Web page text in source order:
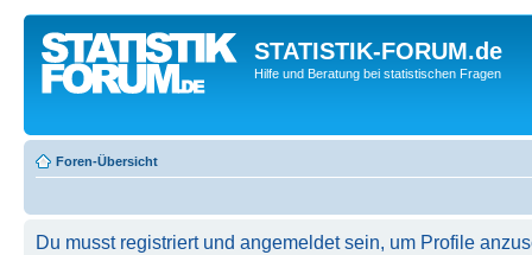
STATISTIK-FORUM.de
Hilfe und Beratung bei statistischen Fragen
Foren-Übersicht
Du musst registriert und angemeldet sein, um Profile